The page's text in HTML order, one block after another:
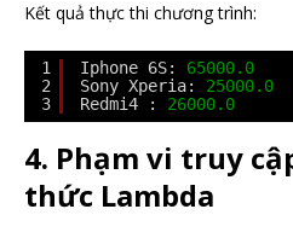
Kết quả thực thi chương trình:
1
2
3
Iphone 6S: 65000.0
Sony Xperia: 25000.0
Redmi4 : 26000.0
4. Phạm vi truy
thức Lambda